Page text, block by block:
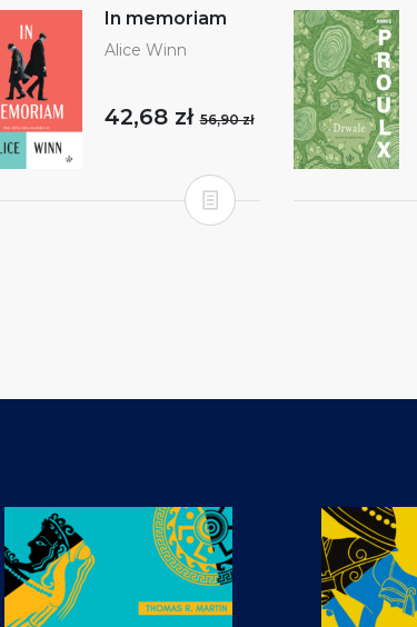
In memoriam
Alice Winn
42,68 zł56,90 zł